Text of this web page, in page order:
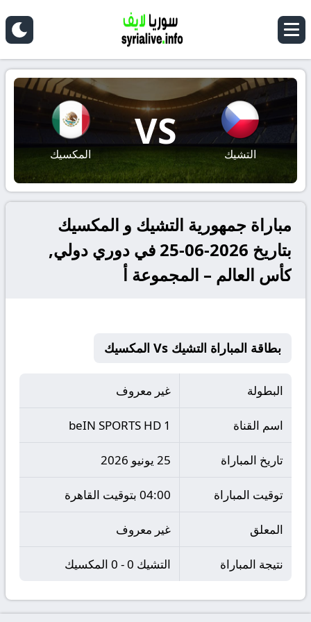
التشيك
VS
المكسيك
مباراة جمهورية التشيك و المكسيك
بتاريخ 2026-06-25 في دوري دولي,
كأس العالم – المجموعة أ
بطاقة المباراة التشيك Vs المكسيك
البطولة غير معروف
اسم القناة beIN SPORTS HD 1
تاريخ المباراة 25 يونيو 2026
توقيت المباراة 04:00 بتوقيت القاهرة
المعلق غير معروف
نتيجة المباراة التشيك 0 - 0 المكسيك